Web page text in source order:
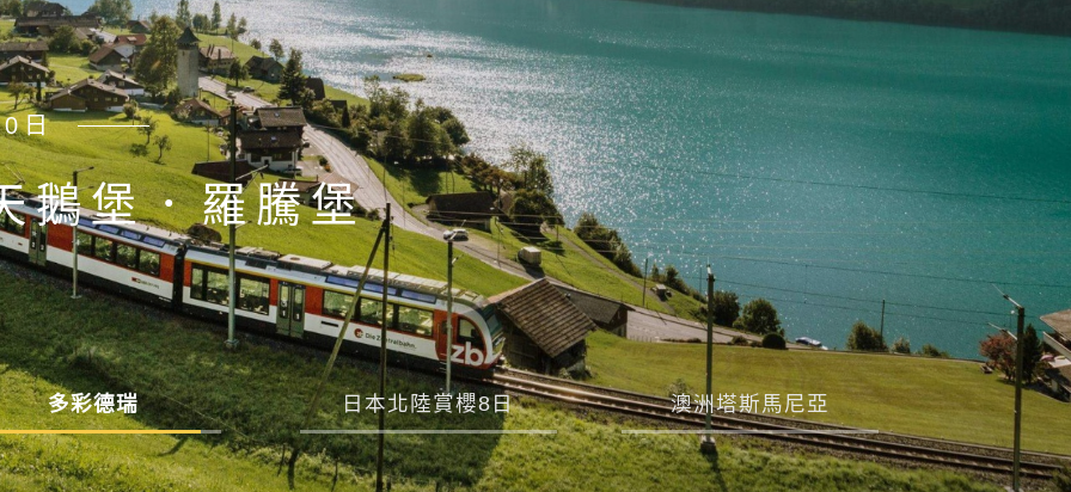
櫻8日
上高地．木曾路古道．阿智村桃
山與花的交響曲
多彩德瑞 日本北陸賞櫻8日 澳洲塔斯馬尼亞